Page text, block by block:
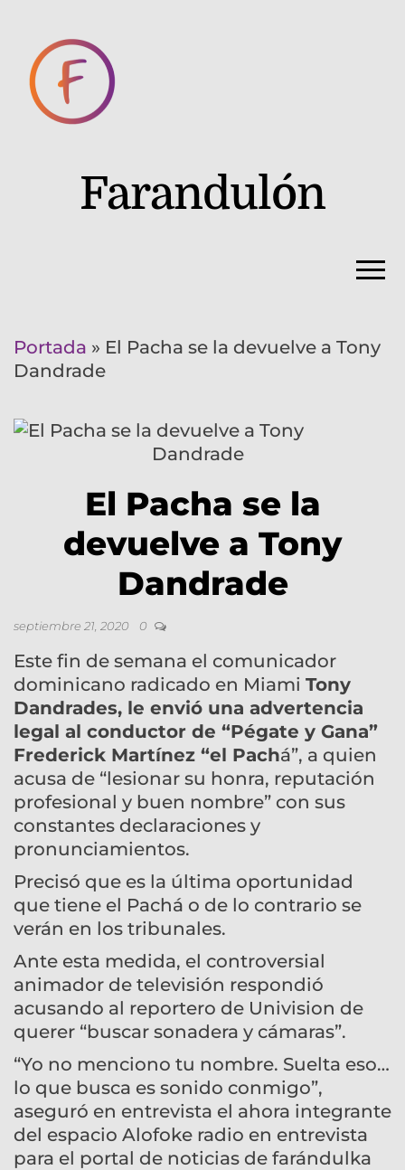
Farandulón
Portada » El Pacha se la devuelve a Tony
Dandrade
El Pacha se la
devuelve a Tony
Dandrade
septiembre 21, 2020 0
Este fin de semana el comunicador
dominicano radicado en Miami Tony
Dandrades, le envió una advertencia
legal al conductor de “Pégate y Gana”
Frederick Martínez “el Pachá”, a quien
acusa de “lesionar su honra, reputación
profesional y buen nombre” con sus
constantes declaraciones y
pronunciamientos.
Precisó que es la última oportunidad
que tiene el Pachá o de lo contrario se
verán en los tribunales.
Ante esta medida, el controversial
animador de televisión respondió
acusando al reportero de Univision de
querer “buscar sonadera y cámaras”.
“Yo no menciono tu nombre. Suelta eso…
lo que busca es sonido conmigo”,
aseguró en entrevista el ahora integrante
del espacio Alofoke radio en entrevista
para el portal de noticias de farándulka